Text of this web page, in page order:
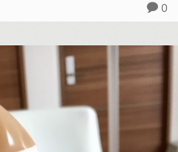
0